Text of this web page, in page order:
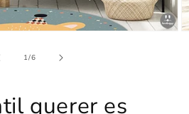
1/de
6
querer es